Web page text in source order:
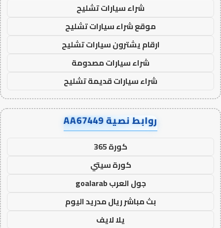
شراء سيارات تشليح
موقع شراء سيارات تشليح
ارقام يشترون سيارات تشليح
شراء سيارات مصدومة
شراء سيارات قديمة تشليح
روابط نصية AA67449
كورة 365
كورة سيتي
جول العرب goalarab
بث مباشر ريال مدريد اليوم
يلا لايف